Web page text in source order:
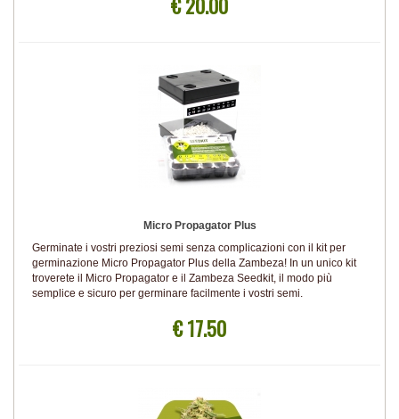
Micro Propagator Plus
Germinate i vostri preziosi semi senza complicazioni con il kit per
germinazione Micro Propagator Plus della Zambeza! In un unico kit
troverete il Micro Propagator e il Zambeza Seedkit, il modo più
semplice e sicuro per germinare facilmente i vostri semi.
€ 17.50